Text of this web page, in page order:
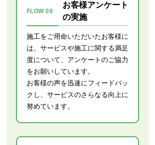
FLOW 08
お客様アンケート
の実施
施工をご用命いただいたお客様に
は、サービスや施工に関する満足
度について、アンケートのご協力
をお願いしています。
お客様の声を迅速にフィードバッ
クし、サービスのさらなる向上に
努めています。